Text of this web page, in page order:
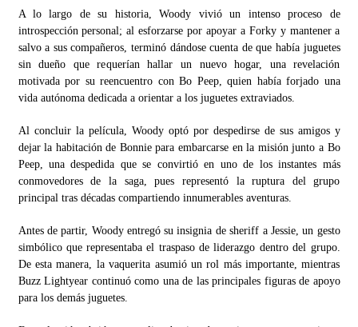
A lo largo de su historia, Woody vivió un intenso proceso de
introspección personal; al esforzarse por apoyar a Forky y mantener a
salvo a sus compañeros, terminó dándose cuenta de que había juguetes
sin dueño que requerían hallar un nuevo hogar, una revelación
motivada por su reencuentro con Bo Peep, quien había forjado una
vida autónoma dedicada a orientar a los juguetes extraviados.
Al concluir la película, Woody optó por despedirse de sus amigos y
dejar la habitación de Bonnie para embarcarse en la misión junto a Bo
Peep, una despedida que se convirtió en uno de los instantes más
conmovedores de la saga, pues representó la ruptura del grupo
principal tras décadas compartiendo innumerables aventuras.
Antes de partir, Woody entregó su insignia de sheriff a Jessie, un gesto
simbólico que representaba el traspaso de liderazgo dentro del grupo.
De esta manera, la vaquerita asumió un rol más importante, mientras
Buzz Lightyear continuó como una de las principales figuras de apoyo
para los demás juguetes.